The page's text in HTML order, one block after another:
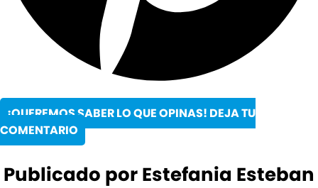
¡QUEREMOS SABER LO QUE OPINAS! DEJA TU
COMENTARIO
Publicado por Estefania Esteban